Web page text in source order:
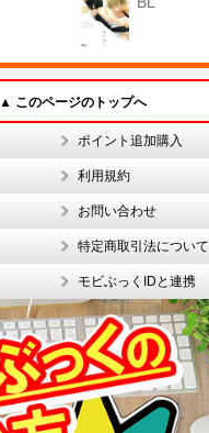
▲ このページのトップへ
ポイント追加購入
利用規約
お問い合わせ
特定商取引法について
モビぶっくIDと連携